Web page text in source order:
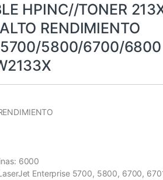
HPINC//TONER
RENDIMIENTO
5700/5800/6700/6800
6000
Enterprise 5700, 5800, 6700,